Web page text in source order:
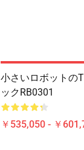
小さいロボットの
ックRB0301
￥535,050 - ￥